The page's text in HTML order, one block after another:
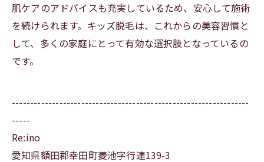
肌ケアのアドバイスも充実しているため、安心して施術
を続けられます。キッズ脱毛は、これからの美容習慣と
して、多くの家庭にとって有効な選択肢となっているの
です。
-----------------------------------------------------------------
-----
Re:ino
愛知県額田郡幸田町菱池字行連139-3